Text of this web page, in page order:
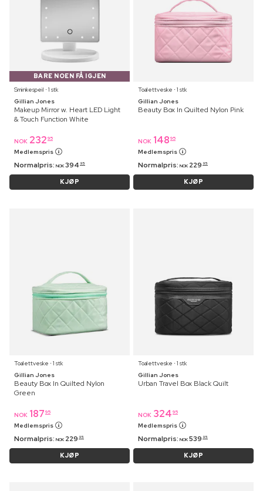
BARE NOEN FÅ IGJEN
Sminkespeil ⋅ 1 stk
Gillian Jones
Makeup Mirror w. Heart LED Light
& Touch Function White
NOK 232 95
Medlemspris
Normalpris: NOK 394 95
KJØP
Toalettveske ⋅ 1 stk
Gillian Jones
Beauty Box In Quilted Nylon Pink
NOK 148 95
Medlemspris
Normalpris: NOK 229 95
KJØP
Toalettveske ⋅ 1 stk
Gillian Jones
Beauty Box In Quilted Nylon
Green
NOK 187 95
Medlemspris
Normalpris: NOK 229 95
KJØP
Toalettveske ⋅ 1 stk
Gillian Jones
Urban Travel Box Black Quilt
NOK 324 95
Medlemspris
Normalpris: NOK 539 95
KJØP